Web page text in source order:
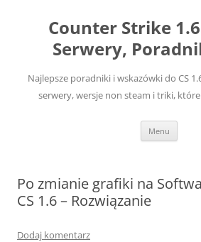
Counter Strike
Serwery,
Najlepsze poradniki i wskazówki do CS
serwery, wersje non steam i triki,
Menu
Po zmianie grafiki na
CS 1.6 – Rozwiązanie
Dodaj komentarz